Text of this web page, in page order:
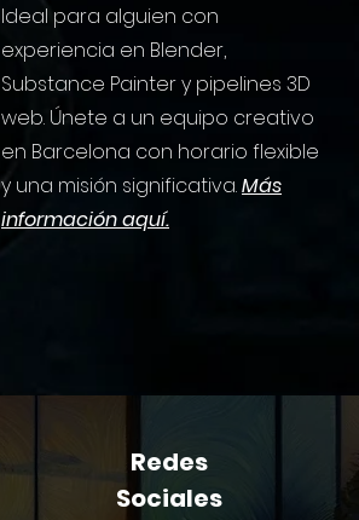
Ideal para alguien con
experiencia en Blender,
Substance Painter y pipelines 3D
web. Únete a un equipo creativo
en Barcelona con horario flexible
y una misión significativa.Más
información aquí.
Redes
Sociales